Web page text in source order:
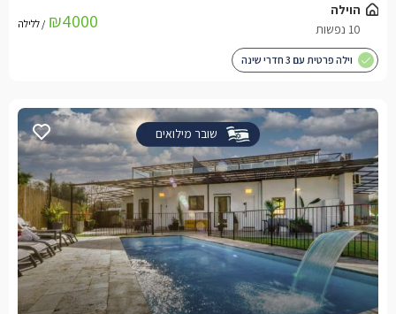
הוילה
10 נפשות
₪4000 / ללילה
וילה פרטית עם 3 חדרי שינה
שובר מילואים